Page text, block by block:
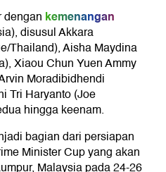
dengan kemenangan
disusul Akkara
Thailand), Aisha Maydina
Xiaou Chun Yuen Ammy
Moradibidhendi
Tri Haryanto (Joe
hingga keenam.
bagian dari persiapan
Minister Cup yang akan
Malaysia pada 24-26